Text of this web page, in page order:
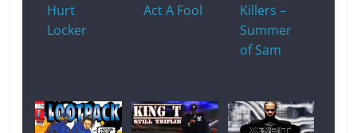
Hurt
Locker
Act A Fool
Killers –
Summer
of Sam